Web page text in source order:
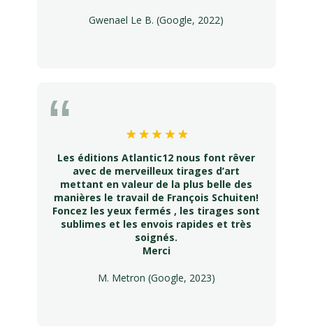
Gwenael Le B. (Google, 2022)
Les éditions Atlantic12 nous font rêver
avec de merveilleux tirages d’art
mettant en valeur de la plus belle des
manières le travail de François Schuiten!
Foncez les yeux fermés , les tirages sont
sublimes et les envois rapides et très
soignés.
Merci
M. Metron (Google, 2023)